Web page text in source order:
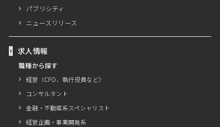
パブリシティ
ニュースリリース
求人情報
職種から探す
経営（CFO、執行役員など）
コンサルタント
金融・不動産系スペシャリスト
経営企画・事業開発系